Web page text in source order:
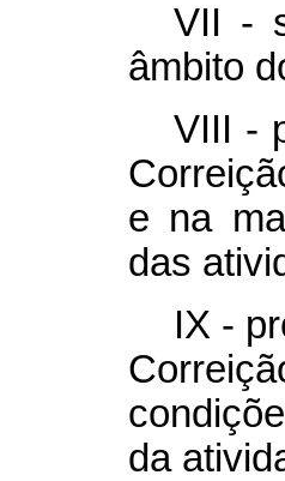
VII -
âmbito
VIII -
e na
das
IX -
da